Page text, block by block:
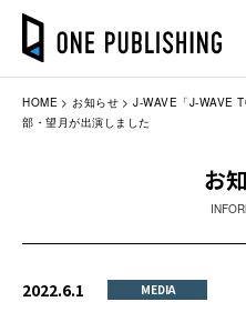
HOME お知らせ
J-WAVE「J-WAVE
部・望月が出演しました
お
2022.6.1 MEDIA